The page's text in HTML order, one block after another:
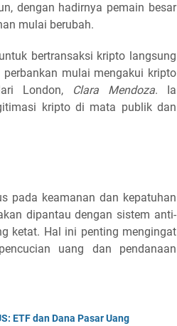
dengan hadirnya pemain besar
mulai berubah.
bertransaksi kripto langsung
mulai mengakui kripto
London,
Clara Mendoza. Ia
kripto di mata publik dan
pada keamanan dan kepatuhan
dipantau dengan sistem anti-
ketat. Hal ini penting mengingat
uang dan pendanaan
ETF dan Dana Pasar Uang